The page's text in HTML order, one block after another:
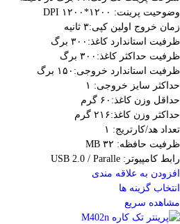
وضوحیت پرینت: ۱۲۰۰*۱۲۰۰ DPI
زمان خروج اولین کپی:۳ ثانیه
ظرفیت استاندارد کاغذ:۳۰۰ برگ
ظرفیت حداکثر کاغذ:۳۰۰ برگ
ظرفیت استاندارد خروجی:۱۵۰ برگ
حداکثر سایز خروجی: ۱
حداقل وزن کاغذ:۶۰ گرم
حداکثر وزن کاغذ:۲۱۶ گرم
تعداد هد/کارتریج: ۱
ظرفیت حافظه: ۳۲ MB
رابط کامپیوتر: USB 2.0 / Paralle
افزودن به علاقه مندی
انتخاب گزینه ها
مشاهده سریع